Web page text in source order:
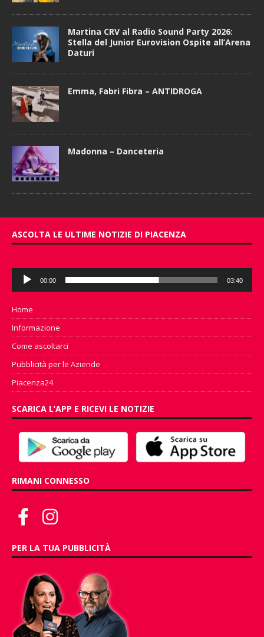
Martina CRV al Radio Sound Party 2026:
Stella del Junior Eurovision Ospite all’Arena
Daturi
Emma, Fabri Fibra – ANTIDROGA
Madonna – Danceteria
ASCOLTA LE ULTIME NOTIZIE DI PIACENZA
Audio
Player
00:00 03:40
Home
Informazione
Come ascoltarci
Pubblicità per le Aziende
Piacenza24
SCARICA L’APP E RICEVI LE NOTIZIE
RIMANI CONNESSO
PER LA TUA PUBBLICITÀ